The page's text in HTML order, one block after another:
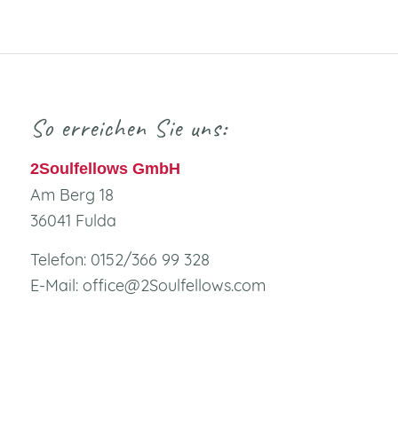
So erreichen Sie uns:
2Soulfellows GmbH
Am Berg 18
36041 Fulda
Telefon: 0152/366 99 328
E-Mail: office@2Soulfellows.com